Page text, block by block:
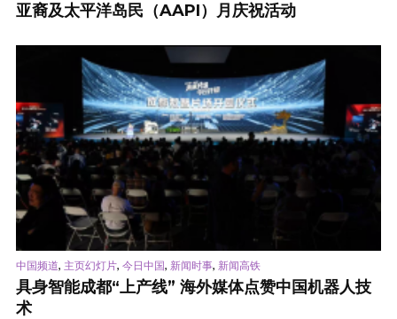
亚裔及太平洋岛民（AAPI）月庆祝活动
中国频道, 主页幻灯片, 今日中国, 新闻时事, 新闻高铁
具身智能成都“上产线” 海外媒体点赞中国机器人技
术